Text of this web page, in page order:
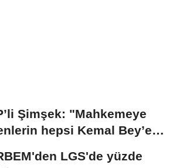
Şimşek: "Mahkemeye
hepsi Kemal Bey’e
LGS'de yüzde